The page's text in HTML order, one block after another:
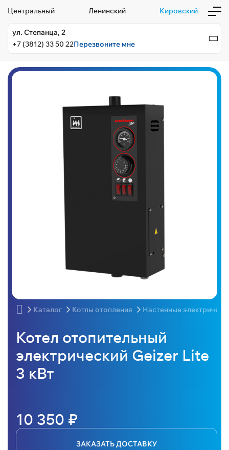
Центральный Ленинский Кировский
ул. Степанца, 2
+7 (3812) 33 50 22Перезвоните мне
Каталог Котлы отопления Настенные
Котел отопительный
электрический Geizer Lite
3 кВт
10 350 ₽
ЗАКАЗАТЬ ДОСТАВКУ